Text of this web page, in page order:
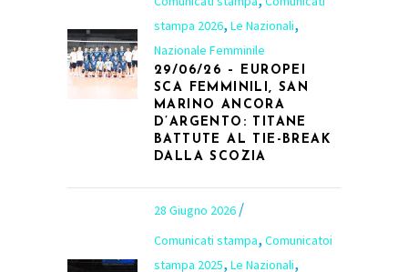
stampa 2026, Le Nazionali,
Nazionale Femminile
29/06/26 – EUROPEI
SCA FEMMINILI, SAN
MARINO ANCORA
D’ARGENTO: TITANE
BATTUTE AL TIE-BREAK
DALLA SCOZIA
28 Giugno 2026
Comunicati stampa, Comunicatoi
stampa 2025, Le Nazionali,